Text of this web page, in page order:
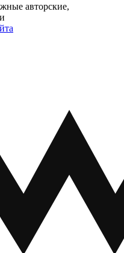
авторские,